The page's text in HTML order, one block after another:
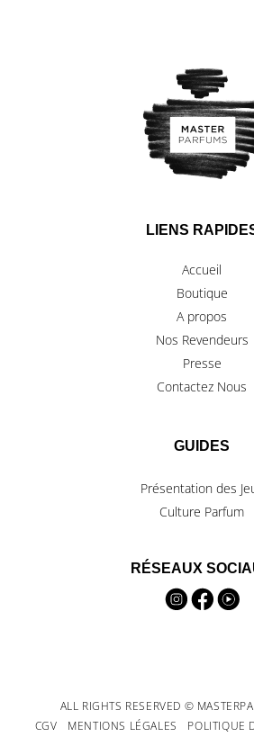
LIENS
Accueil
Boutique
A propos
Nos Revendeurs
Presse
Contactez Nous
GUIDES
Présentation des
Culture Parfum
RÉSEAUX
ALL RIGHTS RESERVED ©
CGV
MENTIONS LÉGALES POLITIQUE